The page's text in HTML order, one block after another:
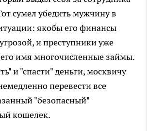
сумел убедить мужчину в
якобы его финансы
и преступники уже
имя многочисленные займы.
и "спасти" деньги, москвичу
перевести все
"безопасный"
кошелек.